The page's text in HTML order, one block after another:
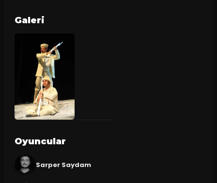
Galeri
Oyuncular
Sarper Saydam